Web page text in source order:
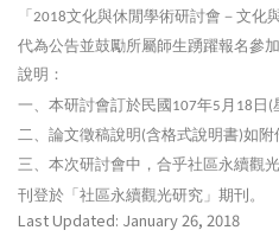
「 2018文化與休閒學術研討會－文化
代為公告並鼓勵所屬師生踴躍報名參
說明：
一、本研討會訂於民國 107年5 月 18 日 (
二、論文徵稿說明 (含格式說明書)如附
三、本次研討會中，合乎社區永續觀
刊登於「社區永續觀光研究」期刊。
Last Updated: January 26, 2018